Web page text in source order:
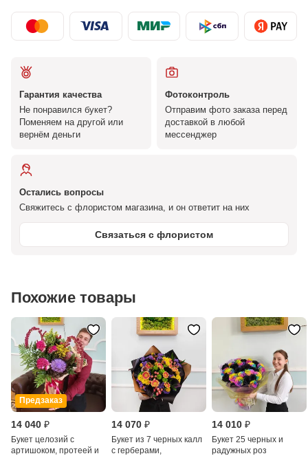
Гарантия качества
Не понравился букет?
Поменяем на другой или
вернём деньги
Фотоконтроль
Отправим фото заказа перед
доставкой в любой
мессенджер
Остались вопросы
Свяжитесь с флористом магазина, и он ответит на них
Связаться с флористом
Похожие товары
Предзаказ
14 040 ₽
Букет целозий с
артишоком, протеей и
14 070 ₽
Букет из 7 черных калл
с герберами,
14 010 ₽
Букет 25 черных и
радужных роз